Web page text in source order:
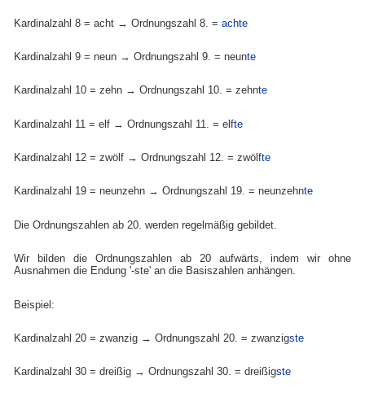
Kardinalzahl 8 = acht → Ordnungszahl 8. =achte
Kardinalzahl 9 = neun → Ordnungszahl 9. = neunte
Kardinalzahl 10 = zehn → Ordnungszahl 10. = zehnte
Kardinalzahl 11 = elf → Ordnungszahl 11. = elfte
Kardinalzahl 12 = zwölf → Ordnungszahl 12. = zwölfte
Kardinalzahl 19 = neunzehn → Ordnungszahl 19. = neunzehnte
Die Ordnungszahlen ab 20. werden regelmäßig gebildet.
Wir bilden die Ordnungszahlen ab 20 aufwärts, indem wir ohne
Ausnahmen die Endung '-ste' an die Basiszahlen anhängen.
Beispiel:
Kardinalzahl 20 = zwanzig → Ordnungszahl 20. = zwanzigste
Kardinalzahl 30 = dreißig → Ordnungszahl 30. = dreißigste